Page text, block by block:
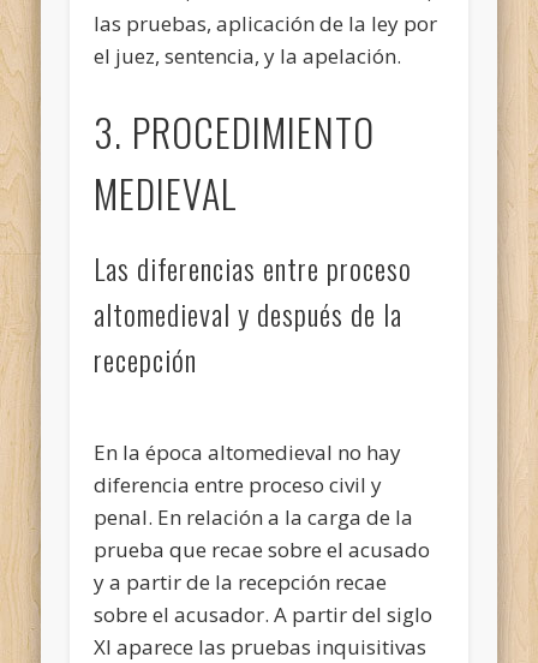
las pruebas, aplicación de la ley por
el juez, sentencia, y la apelación.
3. PROCEDIMIENTO
MEDIEVAL
Las diferencias entre proceso
altomedieval y después de la
recepción
En la época altomedieval no hay
diferencia entre proceso civil y
penal. En relación a la carga de la
prueba que recae sobre el acusado
y a partir de la recepción recae
sobre el acusador. A partir del siglo
XI aparece las pruebas inquisitivas